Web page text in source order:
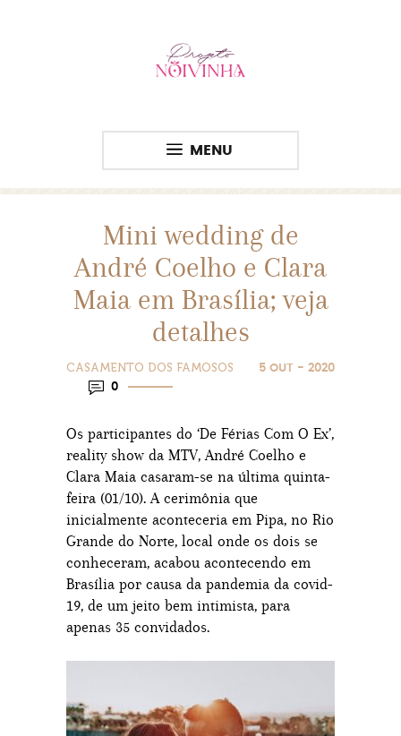
MENU
Mini wedding de
André Coelho e Clara
Maia em Brasília; veja
detalhes
CASAMENTO DOS FAMOSOS
5 OUT - 2020
0
Os participantes do ‘De Férias Com O Ex’,
reality show da MTV, André Coelho e
Clara Maia casaram-se na última quinta-
feira (01/10). A cerimônia que
inicialmente aconteceria em Pipa, no Rio
Grande do Norte, local onde os dois se
conheceram, acabou acontecendo em
Brasília por causa da pandemia da covid-
19, de um jeito bem intimista, para
apenas 35 convidados.